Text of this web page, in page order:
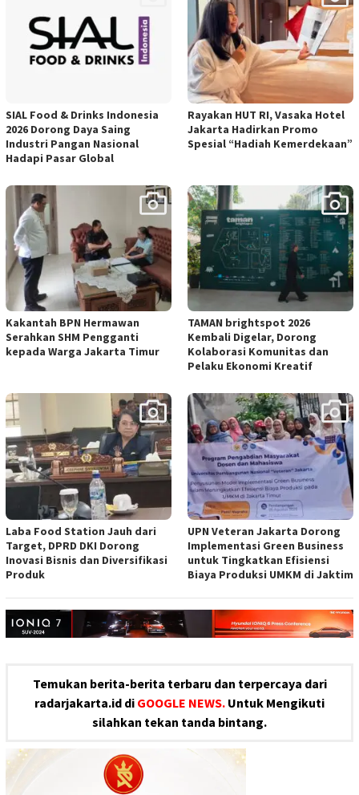
SIAL Food & Drinks Indonesia
2026 Dorong Daya Saing
Industri Pangan Nasional
Hadapi Pasar Global
Rayakan HUT RI, Vasaka Hotel
Jakarta Hadirkan Promo
Spesial “Hadiah Kemerdekaan”
Kakantah BPN Hermawan
Serahkan SHM Pengganti
kepada Warga Jakarta Timur
TAMAN brightspot 2026
Kembali Digelar, Dorong
Kolaborasi Komunitas dan
Pelaku Ekonomi Kreatif
Laba Food Station Jauh dari
Target, DPRD DKI Dorong
Inovasi Bisnis dan Diversifikasi
Produk
UPN Veteran Jakarta Dorong
Implementasi Green Business
untuk Tingkatkan Efisiensi
Biaya Produksi UMKM di Jaktim
Temukan berita-berita terbaru dan terpercaya dari
radarjakarta.id di GOOGLE NEWS. Untuk Mengikuti
silahkan tekan tanda bintang.